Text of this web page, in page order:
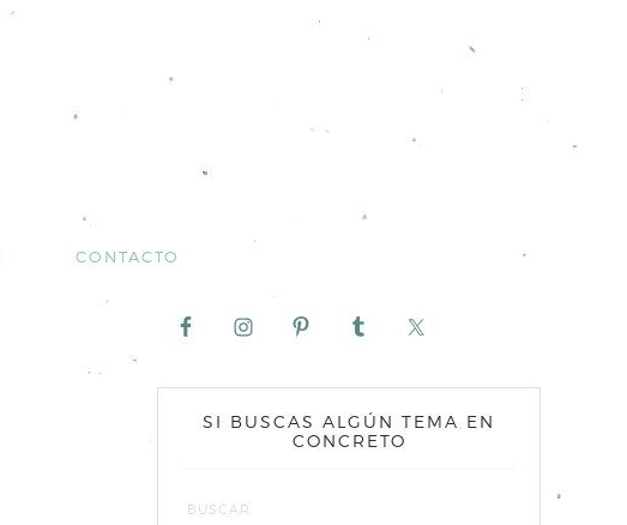
CONTACTO
SI BUSCAS ALGÚN TEMA EN
CONCRETO